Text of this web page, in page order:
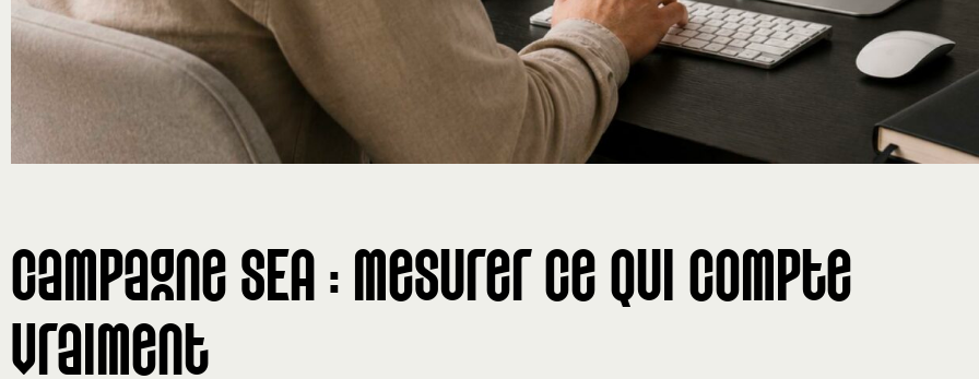
Campagne SEA : mesurer ce qui compte
vraiment